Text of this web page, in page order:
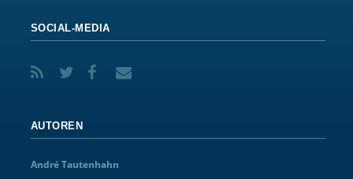
SOCIAL-MEDIA
AUTOREN
André Tautenhahn